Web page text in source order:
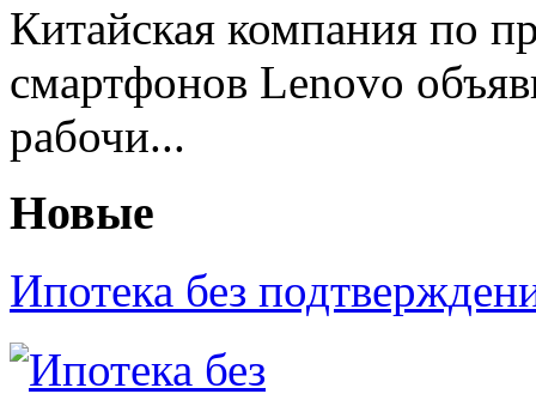
Китайская компания по
смартфонов Lenovo
рабочи...
Новые
Ипотека без